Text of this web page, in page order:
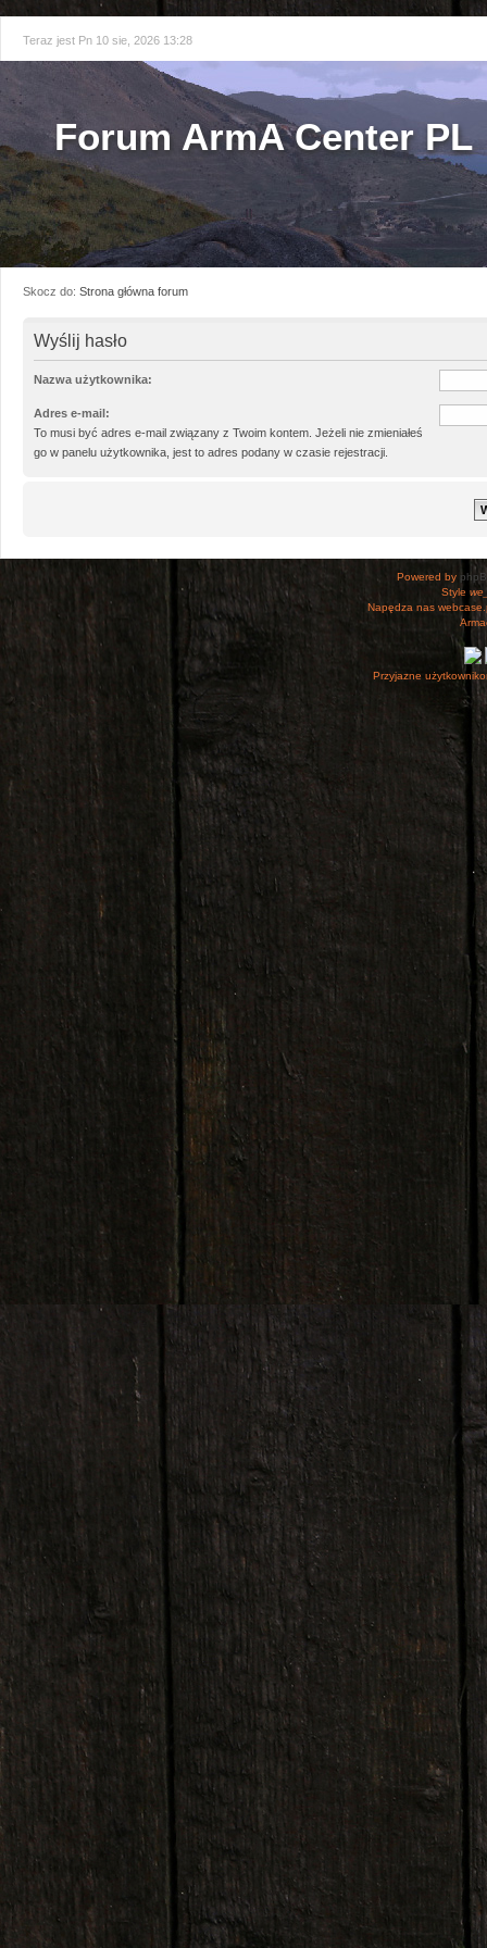
Teraz jest Pn 10 sie, 2026 13:28
Forum ArmA Center PL
Skocz do: Strona główna forum
Wyślij hasło
Nazwa użytkownika:
Adres e-mail:
To musi być adres e-mail związany z Twoim kontem. Jeżeli nie zmieniałeś
go w panelu użytkownika, jest to adres podany w czasie rejestracji.
Powered by
Style
Napędza nas
Przyjazne